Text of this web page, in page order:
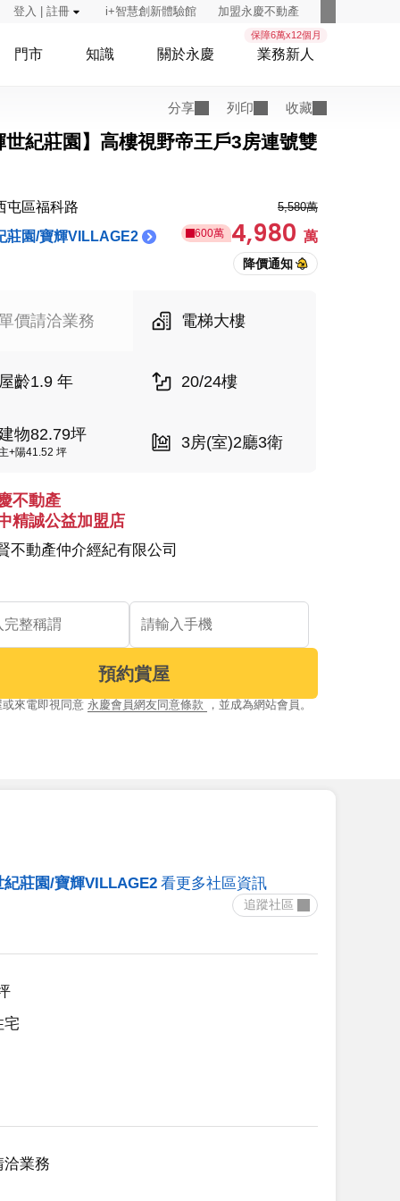
登入 | 註冊 i+智慧創新體驗館 加盟永慶不動產
門市 知識 關於永慶
保障6萬x12個月
業務新人
分享 列印 收藏
世紀莊園】高樓視野帝王戶3房連號雙
屯區福科路
莊園/寶輝VILLAGE2
5,580萬
600萬 4,980 萬
價請洽業務 電梯大樓
齡1.9 年 20/24樓
物82.79坪
+陽41.52 坪
3房(室)2廳3衛
不動產
精誠公益加盟店
不動產仲介經紀有限公司
預約賞屋
來電即視同意 永慶會員網友同意條款 ，並成為網站會員。
紀莊園/寶輝VILLAGE2 看更多社區資訊
宅
洽業務